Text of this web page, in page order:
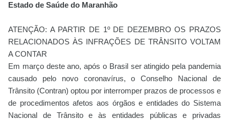
Estado de Saúde do Maranhão
ATENÇÃO: A PARTIR DE 1º DE DEZEMBRO OS PRAZOS
RELACIONADOS ÀS INFRAÇÕES DE TRÂNSITO VOLTAM
A CONTAR
Em março deste ano, após o Brasil ser atingido pela pandemia
causado pelo novo coronavírus, o Conselho Nacional de
Trânsito (Contran) optou por interromper prazos de processos e
de procedimentos afetos aos órgãos e entidades do Sistema
Nacional de Trânsito e às entidades públicas e privadas